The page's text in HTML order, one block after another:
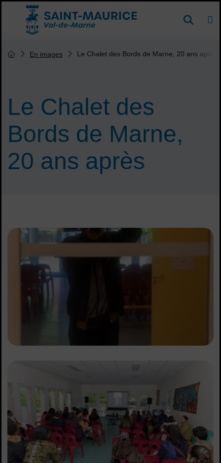
Menu de raccourcis
Accueil ville de Saint-Maurice DE
Le Chalet des
Bords de Marne,
20 ans après
Vous êtes ici :
Page d'accueil du site
En images Le Chalet des Bords de Marne, 20 ans après